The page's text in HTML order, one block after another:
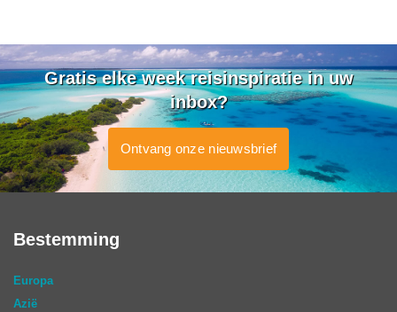
Gratis elke week reisinspiratie in uw
inbox?
Ontvang onze nieuwsbrief
Bestemming
Europa
Azië